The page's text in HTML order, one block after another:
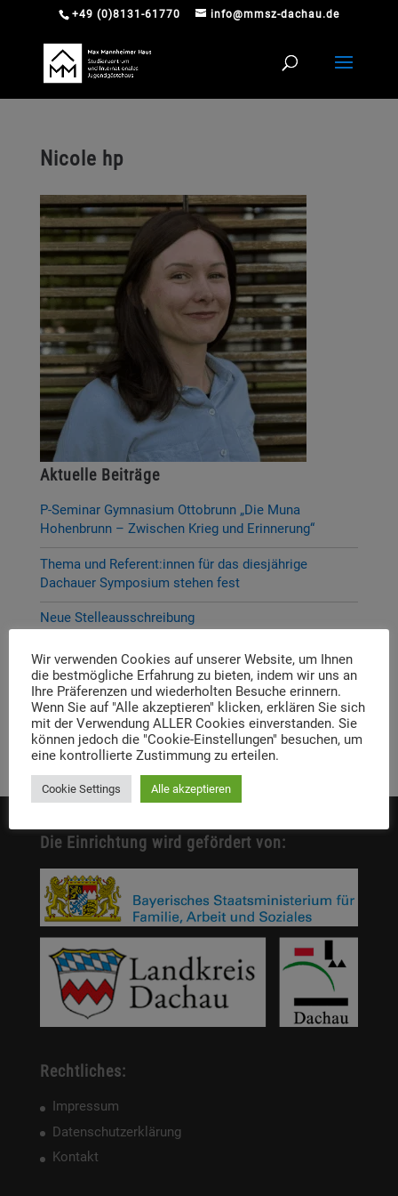
+49 (0)8131-61770 info@mmsz-dachau.de
Nicole hp
Aktuelle Beiträge
P-Seminar Gymnasium Ottobrunn „Die Muna
Hohenbrunn – Zwischen Krieg und Erinnerung“
Thema und Referent:innen für das diesjährige
Dachauer Symposium stehen fest
Neue Stelleausschreibung
Digitale Neuerscheinung: Launch der digitalen
Lernplattform „Memory Momentum“
Call for Applications: Dachau Autumn School 2026 –
Erinnern. Forschen. Vermitteln.
Die Einrichtung wird gefördert von:
Rechtliches:
Impressum
Datenschutzerklärung
Kontakt
Wir verwenden Cookies auf unserer Website, um Ihnen
die bestmögliche Erfahrung zu bieten, indem wir uns an
Ihre Präferenzen und wiederholten Besuche erinnern.
Wenn Sie auf "Alle akzeptieren" klicken, erklären Sie sich
mit der Verwendung ALLER Cookies einverstanden. Sie
können jedoch die "Cookie-Einstellungen" besuchen, um
eine kontrollierte Zustimmung zu erteilen.
Cookie Settings Alle akzeptieren